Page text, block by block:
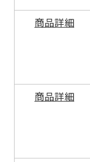
商品詳細
商品詳細